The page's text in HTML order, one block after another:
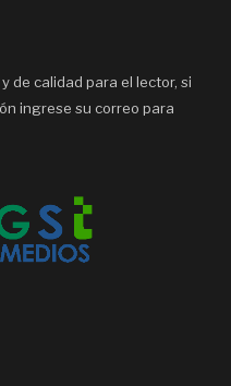
de calidad para el lector, si
ingrese su correo para